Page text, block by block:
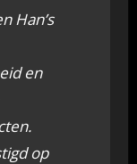
Han’s
en
op